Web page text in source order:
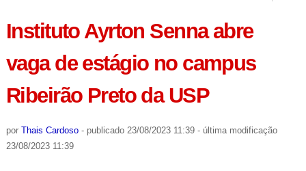
Instituto Ayrton Senna abre
vaga de estágio no campus
Ribeirão Preto da USP
por Thais Cardoso - publicado23/08/2023 11:39 - última modificação
23/08/2023 11:39